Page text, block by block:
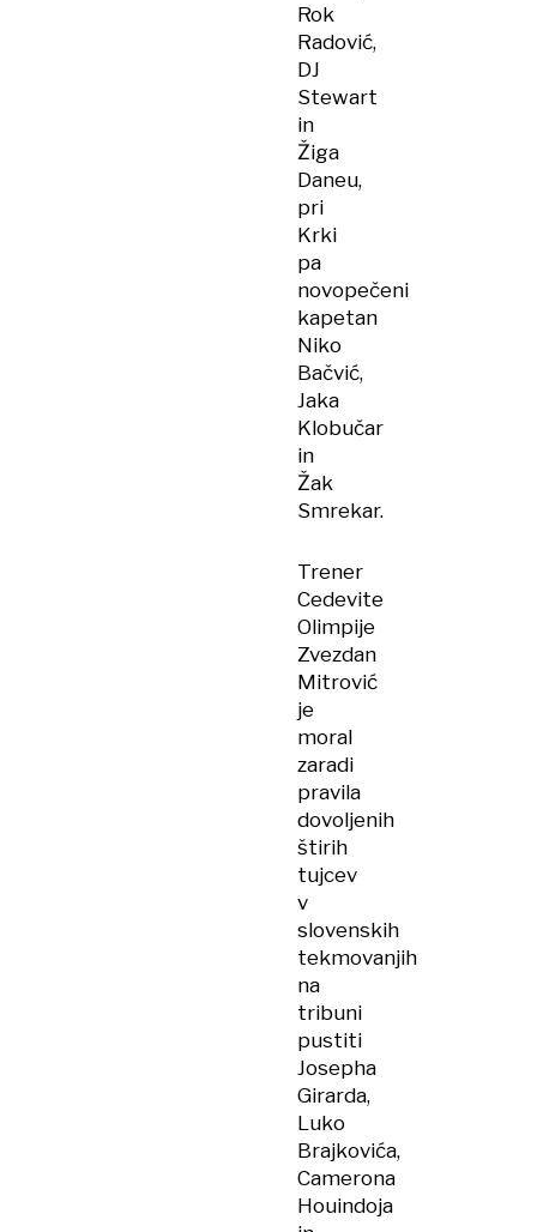
Rok
Radović,
DJ
Stewart
in
Žiga
Daneu,
pri
Krki
pa
novopečeni
kapetan
Niko
Bačvić,
Jaka
Klobučar
in
Žak
Smrekar.
Trener
Cedevite
Olimpije
Zvezdan
Mitrović
je
moral
zaradi
pravila
dovoljenih
štirih
tujcev
v
slovenskih
tekmovanjih
na
tribuni
pustiti
Josepha
Girarda,
Luko
Brajkovića,
Camerona
Houindoja